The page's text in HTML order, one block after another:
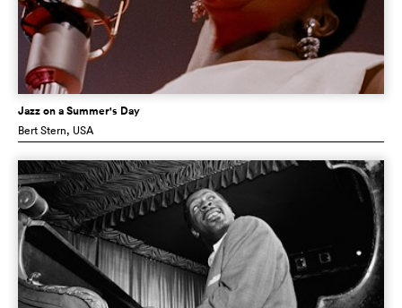
Jazz on a Summer's Day
Bert Stern, USA